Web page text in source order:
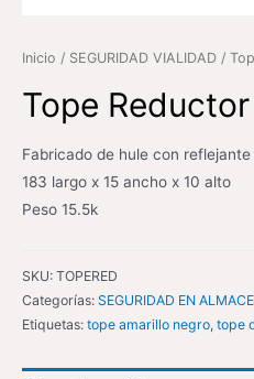
Inicio / SEGURIDAD VIALIDAD /
Tope
Fabricado de hule con reflejante
183 largo x 15 ancho x 10 alto
Peso 15.5k
SKU: TOPERED
Categorías: SEGURIDAD EN
Etiquetas: tope amarillo negro, tope